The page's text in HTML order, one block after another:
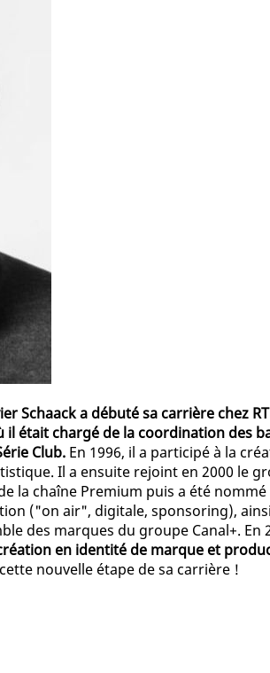
Schaack a débuté sa carrière chez
était chargé de la coordination des
Club. En 1996, il a participé à la
Il a ensuite rejoint en 2000 le
la chaîne Premium puis a été
("on air", digitale, sponsoring),
des marques du groupe Canal+. En
en identité de marque et
nouvelle étape de sa carrière !